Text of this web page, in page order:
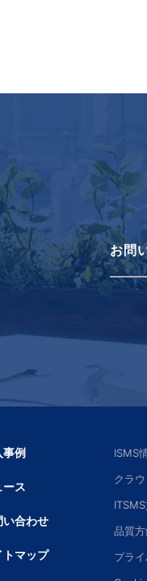
お問
事例
ース
い合わせ
トマップ
ISMS
クラ
品質
プラ